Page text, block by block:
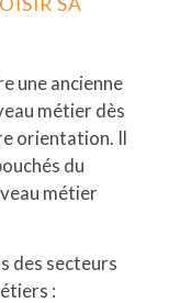
une ancienne
métier dès
orientation. Il
du
métier
des secteurs
: